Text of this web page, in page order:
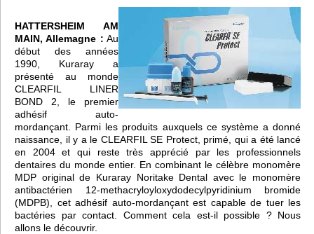
HATTERSHEIM AM
MAIN, Allemagne : Au
début des années
1990, Kuraray a
présenté au monde
CLEARFIL LINER
BOND 2, le premier
adhésif auto-
mordançant. Parmi les produits auxquels ce système a donné
naissance, il y a le CLEARFIL SE Protect, primé, qui a été lancé
en 2004 et qui reste très apprécié par les professionnels
dentaires du monde entier. En combinant le célèbre monomère
MDP original de Kuraray Noritake Dental avec le monomère
antibactérien 12-methacryloyloxydodecylpyridinium bromide
(MDPB), cet adhésif auto-mordançant est capable de tuer les
bactéries par contact. Comment cela est-il possible ? Nous
allons le découvrir.